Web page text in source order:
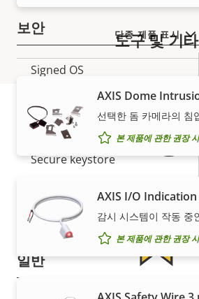
명
성
보안
속
설
명
속
값
Signed OS
Secure Boot
Secure keystore
Axis Edge Vault
일반
도구 및 기타
AXIS Dome
선택한 돔 카메라의 침
본 제품에 관한 권장
AXIS I/O Indication
감시 시스템이 작동 중
본 제품에 관한 권장
단종 제품 표시
보증